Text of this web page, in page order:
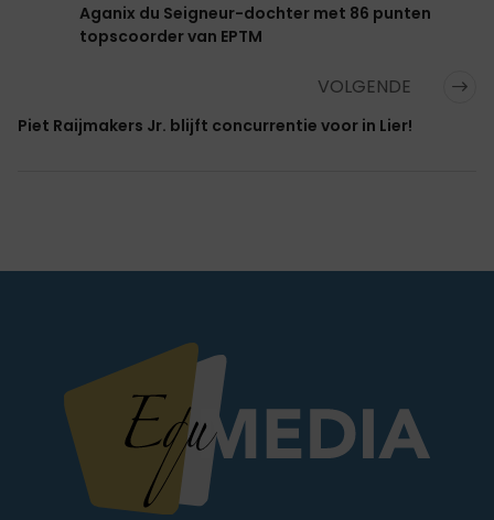
Aganix du Seigneur-dochter met 86 punten
topscoorder van EPTM
VOLGENDE
Piet Raijmakers Jr. blijft concurrentie voor in Lier!